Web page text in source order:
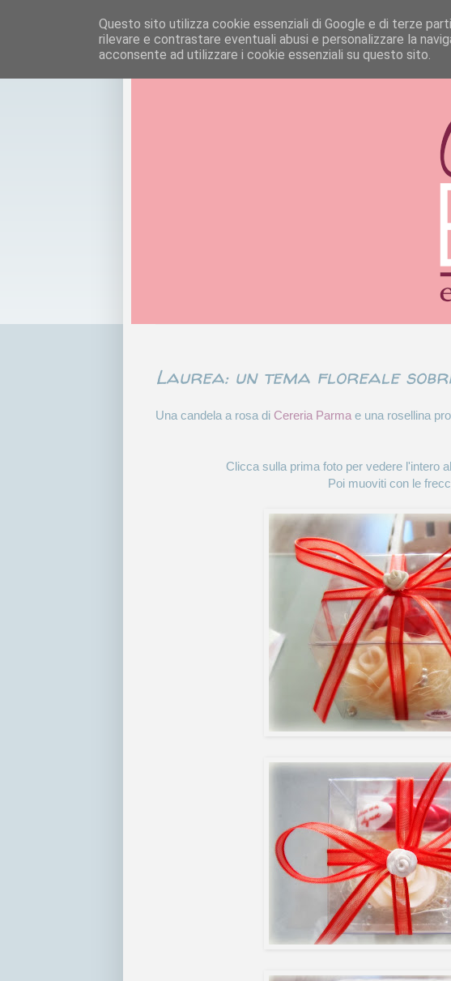
Laurea: un tema floreale
Una candela a rosa di Cereria Parma e una rosellina
Clicca sulla prima foto per vedere l'intero
Poi muoviti con le
Questo sito utilizza cookie essenziali di Google e di terze
rilevare e contrastare eventuali abusi e personalizzare la
acconsente ad utilizzare i cookie essenziali su questo sito.